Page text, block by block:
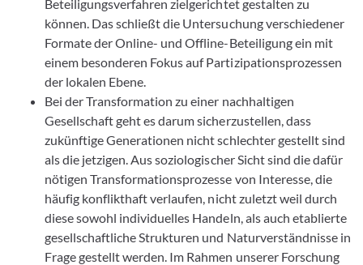
Beteiligungsverfahren zielgerichtet gestalten zu
können. Das schließt die Untersuchung verschiedener
Formate der Online- und Offline-Beteiligung ein mit
einem besonderen Fokus auf Partizipationsprozessen
der lokalen Ebene.
Bei der Transformation zu einer nachhaltigen
Gesellschaft geht es darum sicherzustellen, dass
zukünftige Generationen nicht schlechter gestellt sind
als die jetzigen. Aus soziologischer Sicht sind die dafür
nötigen Transformationsprozesse von Interesse, die
häufig konflikthaft verlaufen, nicht zuletzt weil durch
diese sowohl individuelles Handeln, als auch etablierte
gesellschaftliche Strukturen und Naturverständnisse in
Frage gestellt werden. Im Rahmen unserer Forschung